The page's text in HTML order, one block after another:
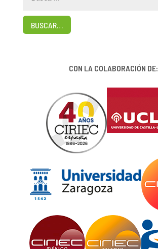
BUSCAR…
CON LA COLABORACIÓN DE: